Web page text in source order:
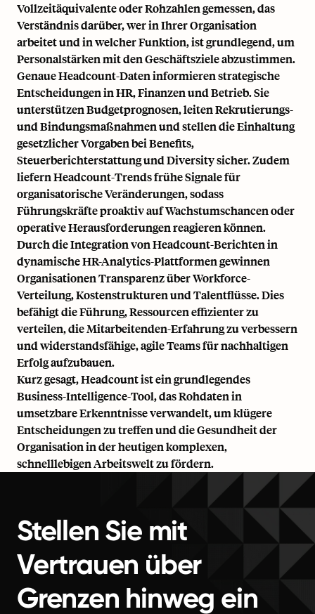
Vollzeitäquivalente oder Rohzahlen gemessen, das
Verständnis darüber, wer in Ihrer Organisation
arbeitet und in welcher Funktion, ist grundlegend, um
Personalstärken mit den Geschäftsziele abzustimmen.
Genaue Headcount-Daten informieren strategische
Entscheidungen in HR, Finanzen und Betrieb. Sie
unterstützen Budgetprognosen, leiten Rekrutierungs-
und Bindungsmaßnahmen und stellen die Einhaltung
gesetzlicher Vorgaben bei Benefits,
Steuerberichterstattung und Diversity sicher. Zudem
liefern Headcount-Trends frühe Signale für
organisatorische Veränderungen, sodass
Führungskräfte proaktiv auf Wachstumschancen oder
operative Herausforderungen reagieren können.
Durch die Integration von Headcount-Berichten in
dynamische HR-Analytics-Plattformen gewinnen
Organisationen Transparenz über Workforce-
Verteilung, Kostenstrukturen und Talentflüsse. Dies
befähigt die Führung, Ressourcen effizienter zu
verteilen, die Mitarbeitenden-Erfahrung zu verbessern
und widerstandsfähige, agile Teams für nachhaltigen
Erfolg aufzubauen.
Kurz gesagt, Headcount ist ein grundlegendes
Business-Intelligence-Tool, das Rohdaten in
umsetzbare Erkenntnisse verwandelt, um klügere
Entscheidungen zu treffen und die Gesundheit der
Organisation in der heutigen komplexen,
schnelllebigen Arbeitswelt zu fördern.
Stellen Sie mit
Vertrauen über
Grenzen hinweg ein